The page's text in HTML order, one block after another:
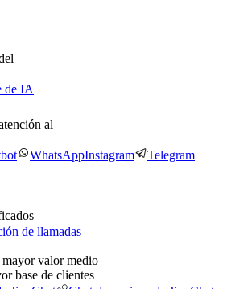
de IA
al
WhatsAppInstagram Telegram
de llamadas
mayor valor medio
base de clientes